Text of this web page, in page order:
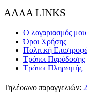
ΑΛΛΑ LINKS
Ο λογαριασμός μου
Όροι Χρήσης
Πολιτική
Τρόποι Παράδοσης
Τρόποι Πληρωμής
Τηλέφωνο παραγγελιών: